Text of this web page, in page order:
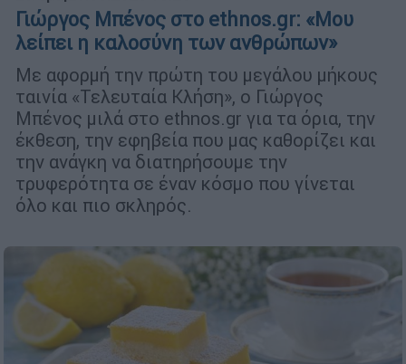
Γιώργος Μπένος στο ethnos.gr: «Μου
λείπει η καλοσύνη των ανθρώπων»
Με αφορμή την πρώτη του μεγάλου μήκους
ταινία «Τελευταία Κλήση», ο Γιώργος
Μπένος μιλά στο ethnos.gr για τα όρια, την
έκθεση, την εφηβεία που μας καθορίζει και
την ανάγκη να διατηρήσουμε την
τρυφερότητα σε έναν κόσμο που γίνεται
όλο και πιο σκληρός.